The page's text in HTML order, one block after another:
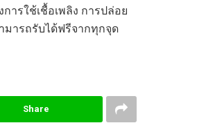
ารใช้เชื้อเพลิง การปล่อย
มารถรับได้ฟรีจากทุกจุด
Share